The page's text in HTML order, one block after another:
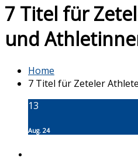
7 Titel für
und
Home
7 Titel für Zeteler
13
Aug. 24